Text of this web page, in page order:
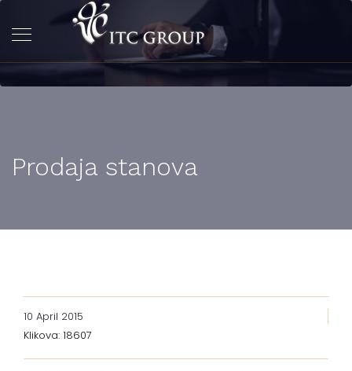
Prodaja stanova
10 April 2015
Klikova: 18607